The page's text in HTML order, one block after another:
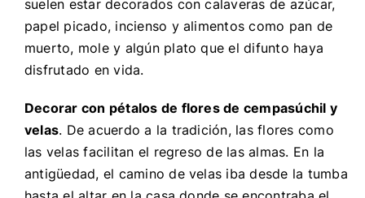
suelen estar decorados con calaveras de azúcar,
papel picado, incienso y alimentos como pan de
muerto, mole y algún plato que el difunto haya
disfrutado en vida.
Decorar con pétalos de flores de cempasúchil y
velas. De acuerdo a la tradición, las flores como
las velas facilitan el regreso de las almas. En la
antigüedad, el camino de velas iba desde la tumba